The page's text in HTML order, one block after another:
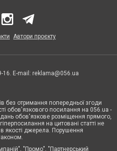
Автори проєкту
16. E-mail: reklama@056.ua
без отримання попередньої згоди
обов'язкового посилання на 056.ua -
обов'язкове розміщення прямого,
на цитовані статті не
якості джерела. Порушення
"Промо", "Партнерський